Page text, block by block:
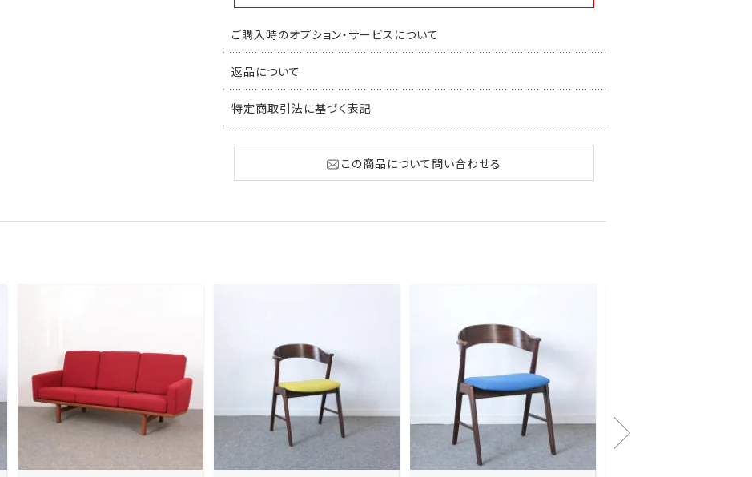
ご購入時のオプション・サービスについて
返品について
特定商取引法に基づく表記
この商品について問い合わせる